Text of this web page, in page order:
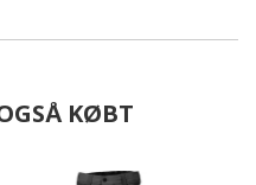
KØBT